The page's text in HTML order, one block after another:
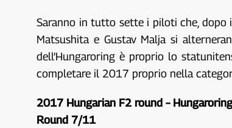
Saranno in tutto sette i piloti che, dopo
Matsushita e Gustav Malja si
dell’Hungaroring è proprio lo
completare il 2017 proprio nella
2017 Hungarian F2 round –
Round 7/11